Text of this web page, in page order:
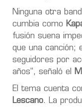
Ninguna otra
cumbia como
fusión suena
que una canción;
seguidores por
años", señaló el
El tema cuenta
Lescano. La